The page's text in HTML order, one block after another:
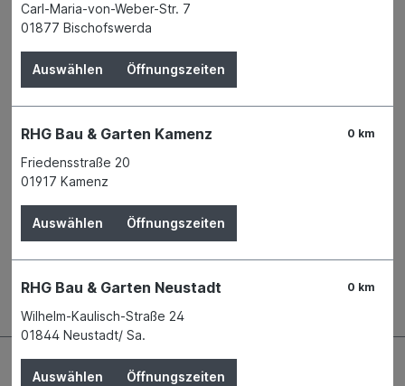
Baumit So geht Raumklima
zum Wohlfühlen!
Mit dem IonitSystem
von@baumit_de
Raumluft in eurem Zuhause:
👉Mehr natürliche Luftionen
👉Reduziert Pollen, Feinstaub und
Aerosole
👉Trägt zum Wohlbefinden bei
Carl-Maria-von-Weber-Str. 7
01877 Bischofswerda
Auswählen Öffnungszeiten
0 km
RHG Bau & Garten Kamenz
Friedensstraße 20
01917 Kamenz
Auswählen Öffnungszeiten
0 km
RHG Bau & Garten Neustadt
Wilhelm-Kaulisch-Straße 24
01844 Neustadt/ Sa.
Auswählen Öffnungszeiten